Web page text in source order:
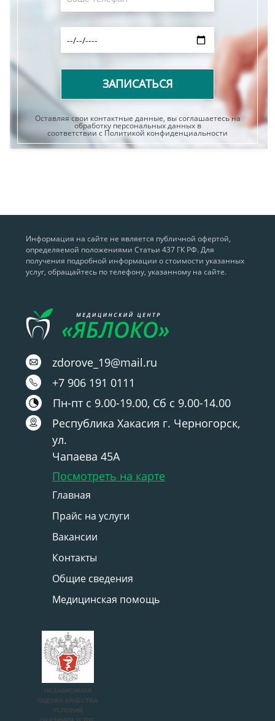
Оставляя свои контактные данные, вы соглашаетесь на
обработку персональных данных в
соответствии с Политикой конфиденциальности
Информация на сайте не является публичной офертой,
определяемой положениями Статьи 437 ГК РФ. Для
получения подробной информации о стоимости указанных
услуг, обращайтесь по телефону, указанному на сайте.
zdorove_19@mail.ru
+7 906 191 0111
Пн-пт с 9.00-19.00, Сб с 9.00-14.00
Республика Хакасия г. Черногорск,
ул.
Чапаева 45А
Посмотреть на карте
Главная
Прайс на услуги
Вакансии
Контакты
Общие сведения
Медицинская помощь